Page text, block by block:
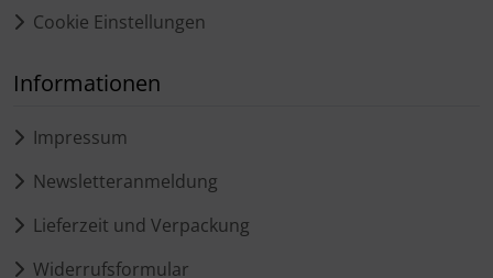
Cookie Einstellungen
Informationen
Impressum
Newsletteranmeldung
Lieferzeit und Verpackung
Widerrufsformular